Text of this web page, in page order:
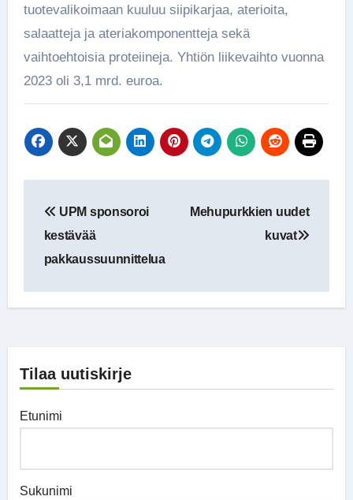
tuotevalikoimaan kuuluu siipikarjaa, aterioita,
salaatteja ja ateriakomponentteja sekä
vaihtoehtoisia proteiineja. Yhtiön liikevaihto vuonna
2023 oli 3,1 mrd. euroa.
selaus
UPM sponsoroi
kestävää
pakkaussuunnittelua
Mehupurkkien uudet
kuvat
Tilaa uutiskirje
Etunimi
Sukunimi